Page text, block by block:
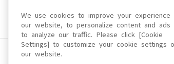
このサイトに掲載され
We use cookies to improve your experience
our website, to personalize content and ads
to analyze our traffic. Please click [Cookie
Settings] to customize your cookie settings
our website.